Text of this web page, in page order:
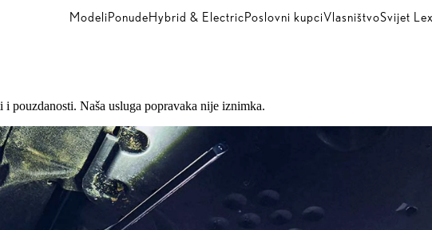
ModeliPonudeHybrid & ElectricPoslovni kupciVlasništvoSvijet
pouzdanosti. Naša usluga popravaka nije iznimka.